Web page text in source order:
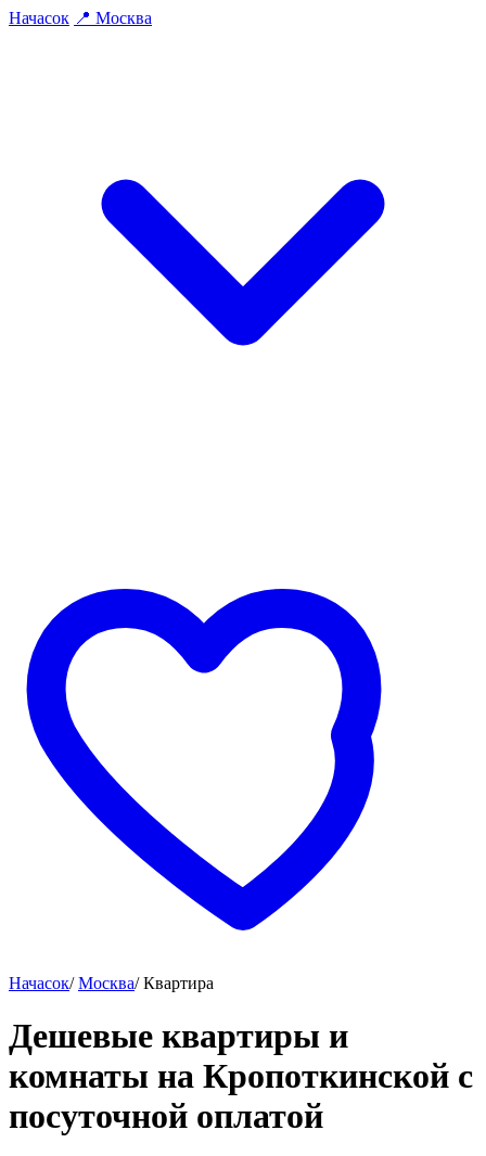
Начасок 📍 Москва
Начасок/ Москва/ Квартира
Дешевые квартиры и
комнаты на Кропоткинской c
посуточной оплатой